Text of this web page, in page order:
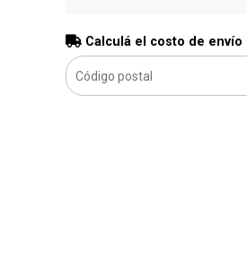
Calculá el costo de envío